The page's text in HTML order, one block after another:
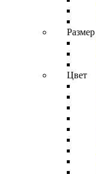
Размер
Цвет